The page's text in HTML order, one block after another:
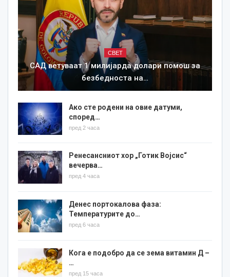
СВЕТ
САД ветуваат 1 милијарда долари помош за
безбедноста на…
Ако сте родени на овие датуми,
според…
пред 2 часа
Ренесансниот хор „Готик Војсис“
вечерва…
пред 4 часа
Денес портокалова фаза:
Температурите до…
пред 6 часа
Кога е подобро да се зема витамин Д –
…
пред 15 часа